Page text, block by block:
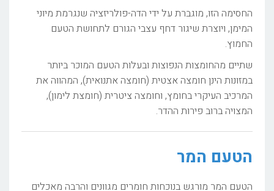
החסימה הזו, מוגברת על ידי הדה-פולריזציה שנגרמת מיוני
המימן, ויוצרת שיגור דחף עצבי הגורם לתחושת הטעם
החמוץ.
שתיים מהחומצות הנפוצות ובעלות הטעם המוכר ביותר
במזונות הינן חומצה אצטית (חומצה אתנואית), המהווה את
המרכיב העיקרי בחומץ, וחומצה ציטרית (חומצת לימון),
המצויה ברוב פירות ההדר.
הטעם המר
הטעם המר מורגש בנוכחות חומרים מגוונים והרבה מאכלים